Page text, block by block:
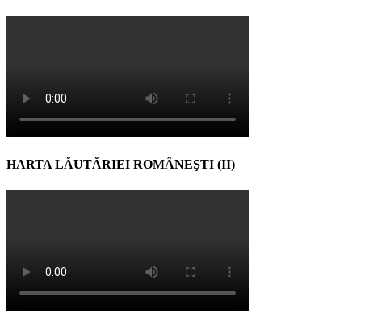
HARTA LĂUTĂRIEI ROMÂNEŞTI (II)